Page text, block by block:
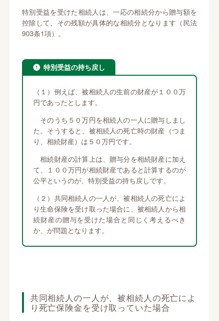
特別受益を受けた相続人は、一応の相続分から贈与額を
控除して、その残額が具体的な相続分となります（民法
903条1項）。
特別受益の持ち戻し
（１）例えば、被相続人の生前の財産が１００万
円であったとします。
そのうち５０万円を相続人の一人に贈与しまし
た。そうすると、被相続人の死亡時の財産（つま
り、相続財産）は５０万円です。
相続財産の計算上は、贈与分を相続財産に加え
て、１００万円が相続財産であると計算するのが
公平というのが、特別受益の持ち戻しです。
（２）共同相続人の一人が、被相続人の死亡によ
り生命保険を受け取った場合に、被相続人から相
続財産の贈与を受けた場合と同じく考えるべき
か、が問題となります。
共同相続人の一人が、被相続人の死亡によ
り死亡保険金を受け取っていた場合